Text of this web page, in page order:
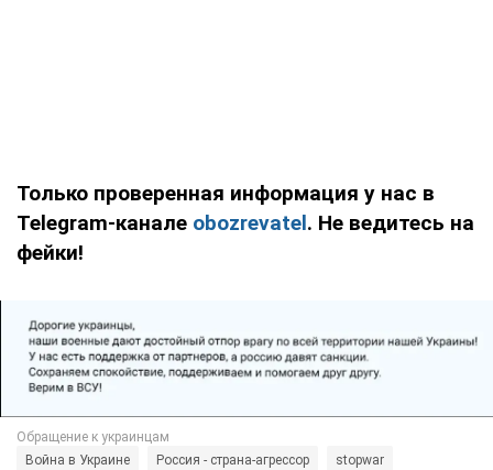
Только проверенная информация у нас в
Telegram-канале obozrevatel. Не ведитесь на
фейки!
Война в Украине Россия - страна-агрессор stopwar